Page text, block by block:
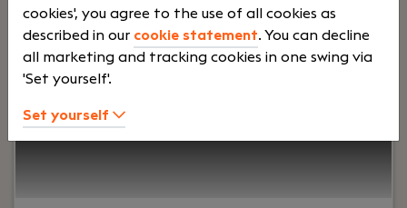
Your role:
Ben jij een accountant die verder kijkt
dan alleen de cijfers? Wil je ondernemers
adviseren, langdurige klantrelaties opbouwen en
accountantskantoor waar persoonlijke
cookies', you agree to the use of all cookies as
described in our cookie statement. You can decline
all marketing and tracking cookies in one swing via
'Set yourself'.
Set yourself